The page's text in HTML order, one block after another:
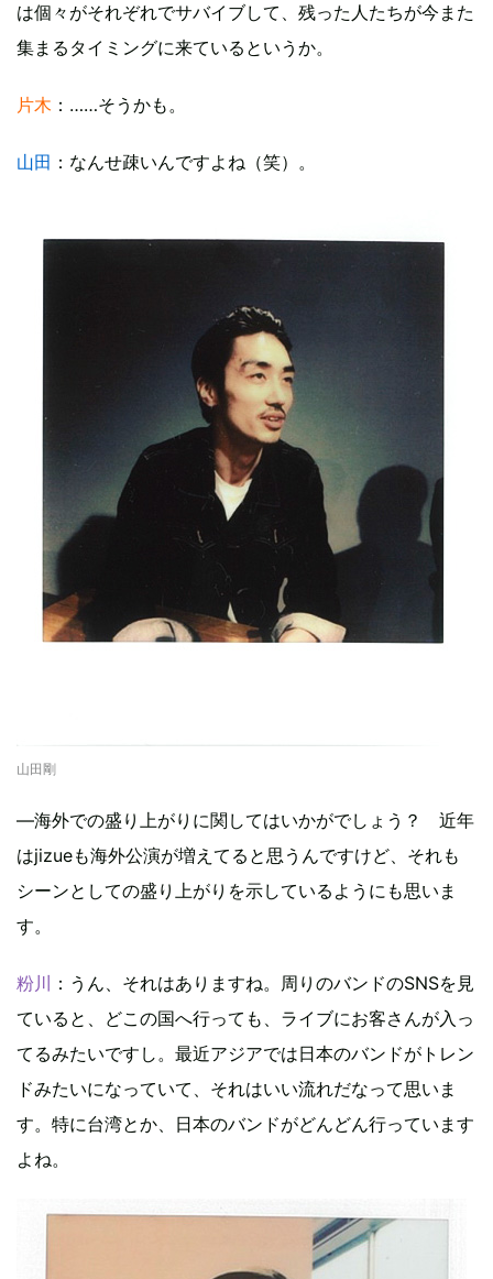
は個々がそれぞれでサバイブして、残った人たちが今また
集まるタイミングに来ているというか。
片木 ：……そうかも。
山田 ：なんせ疎いんですよね（笑）。
山田剛
―海外での盛り上がりに関してはいかがでしょう？ 近年
はjizueも海外公演が増えてると思うんですけど、それも
シーンとしての盛り上がりを示しているようにも思いま
す。
粉川
：うん、それはありますね。周りのバンドのSNSを見
ていると、どこの国へ行っても、ライブにお客さんが入っ
てるみたいですし。最近アジアでは日本のバンドがトレン
ドみたいになっていて、それはいい流れだなって思いま
す。特に台湾とか、日本のバンドがどんどん行っています
よね。